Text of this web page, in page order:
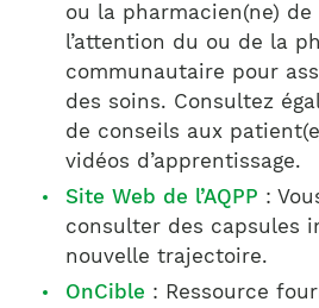
ou la pharmacien(ne) de
l’attention du ou de la
communautaire pour
des soins. Consultez
de conseils aux
vidéos d’apprentissage.
Site Web de l’AQPP :
consulter des capsules
nouvelle trajectoire.
OnCible : Ressource